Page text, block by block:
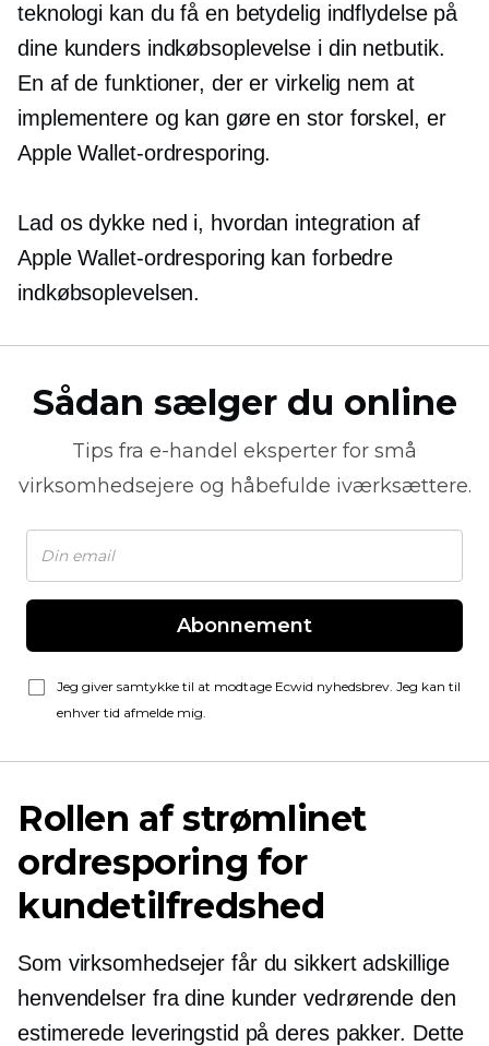
teknologi kan du få en betydelig indflydelse på
dine kunders indkøbsoplevelse i din netbutik.
En af de funktioner, der er virkelig nem at
implementere og kan gøre en stor forskel, er
Apple Wallet-ordresporing.
Lad os dykke ned i, hvordan integration af
Apple Wallet-ordresporing kan forbedre
indkøbsoplevelsen.
Sådan sælger du online
Tips fra e-handel eksperter for små
virksomhedsejere og håbefulde iværksættere.
Abonnement
Jeg giver samtykke til at modtage Ecwid nyhedsbrev. Jeg kan til
enhver tid afmelde mig.
Rollen af ​​strømlinet
ordresporing for
kundetilfredshed
Som virksomhedsejer får du sikkert adskillige
henvendelser fra dine kunder vedrørende den
estimerede leveringstid på deres pakker. Dette